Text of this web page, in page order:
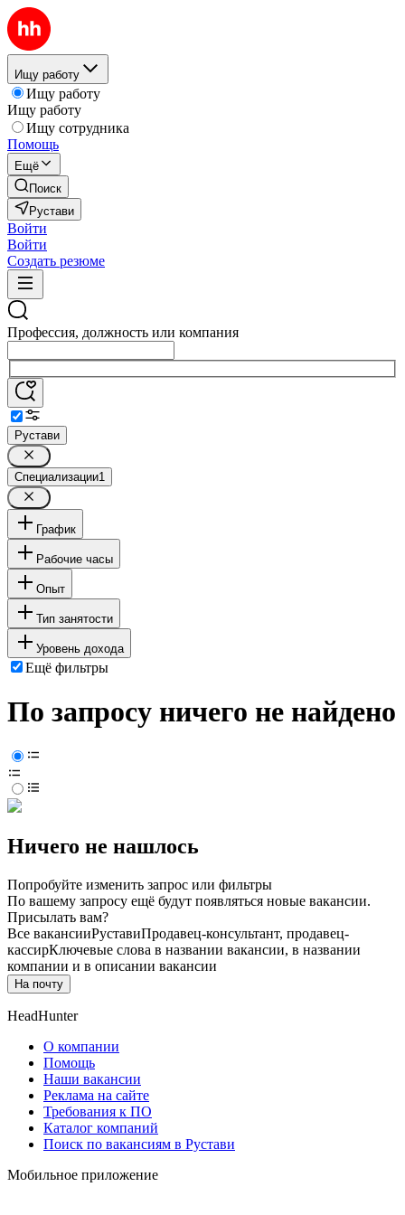
Ищу работу
Ищу работу
Ищу работу
Ищу сотрудника
Помощь
Ещё
Поиск
Рустави
Войти
Войти
Создать резюме
Профессия, должность или компания
Рустави
Специализации1
График
Рабочие часы
Опыт
Тип занятости
Уровень дохода
Ещё фильтры
По запросу ничего не найдено
Ничего не нашлось
Попробуйте изменить запрос или фильтры
По вашему запросу ещё будут появляться новые вакансии.
Присылать вам?
Все вакансииРуставиПродавец-консультант, продавец-
кассирКлючевые слова в названии вакансии, в названии
компании и в описании вакансии
На почту
HeadHunter
О компании
Помощь
Наши вакансии
Реклама на сайте
Требования к ПО
Каталог компаний
Поиск по вакансиям в Рустави
Мобильное приложение